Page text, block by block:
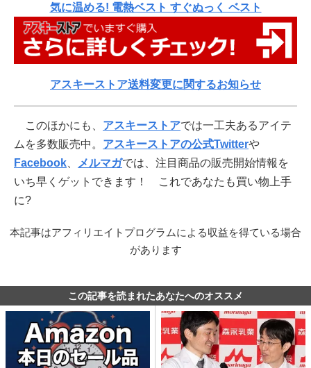
気に温める! 電熱ベスト すぐぬっく ベスト
アスキーストア送料変更に関するお知らせ
このほかにも、 アスキーストアでは一工夫あるアイテ
ムを多数販売中。 アスキーストアの公式Twitterや
Facebook
メルマガでは、注目商品の販売開始情報を
いち早くゲットできます！ これであなたも買い物上手
に?
本記事はアフィリエイトプログラムによる収益を得ている場合
があります
この記事を読まれたあなたへのオススメ